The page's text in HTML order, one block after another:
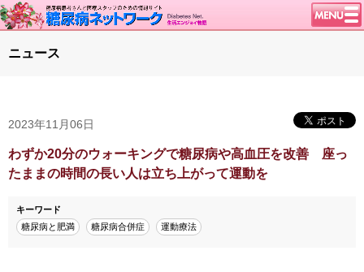
談話室BBS
糖尿病のきほん
特集・連載
腎臓の健康道
インスリンポンプ
ニュース
2023年11月06日
わずか20分のウォーキングで糖尿病や高血圧を改善 座っ
たままの時間の長い人は立ち上がって運動を
キーワード
糖尿病と肥満
糖尿病合併症 運動療法